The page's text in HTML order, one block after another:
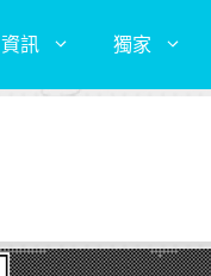
資訊 獨家